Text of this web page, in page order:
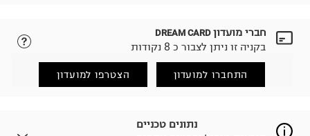
לבחירת בשיטת המשלוח המתאימה לכם,
הזמנתם והתחרטתם?
(במקום ב-19.9 ₪) לזמן מוגבל! חינם בהזמנות מעל 500 ₪.
למידע נא ללחוץ כאן
.
חברי מועדון DREAM CARD
בקניה זו ניתן לצבור כ 8 נקודות
התחברו למועדון הצטרפו למועדון
נתונים טכניים